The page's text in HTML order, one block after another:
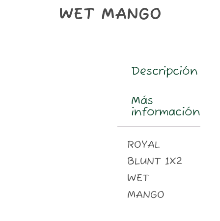
WET MANGO
Descripción
Más
información
ROYAL
BLUNT 1X2
WET
MANGO